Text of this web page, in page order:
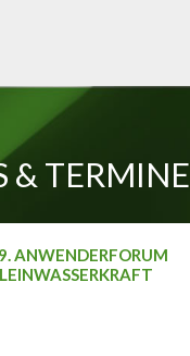
& TERMINE
ANWENDERFORUM